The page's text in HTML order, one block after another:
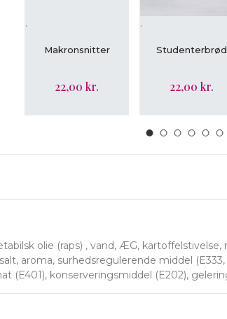
LÆG I KURV
.
Makronsnitter
22,00 kr.
LÆG I KURV
.
Studenterbrød
22,00 kr.
olie (raps) , vand, ÆG, kartoffelstivelse,
aroma, surhedsregulerende middel
(E401), konserveringsmiddel (E202),